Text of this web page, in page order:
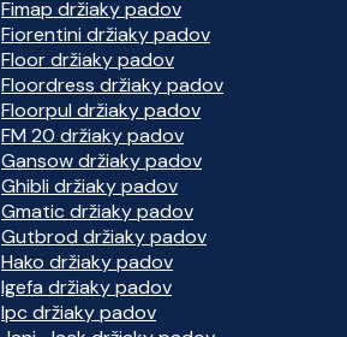
Fimap držiaky padov
Fiorentini držiaky padov
Floor držiaky padov
Floordress držiaky padov
Floorpul držiaky padov
FM 20 držiaky padov
Gansow držiaky padov
Ghibli držiaky padov
Gmatic držiaky padov
Gutbrod držiaky padov
Hako držiaky padov
Igefa držiaky padov
Ipc držiaky padov